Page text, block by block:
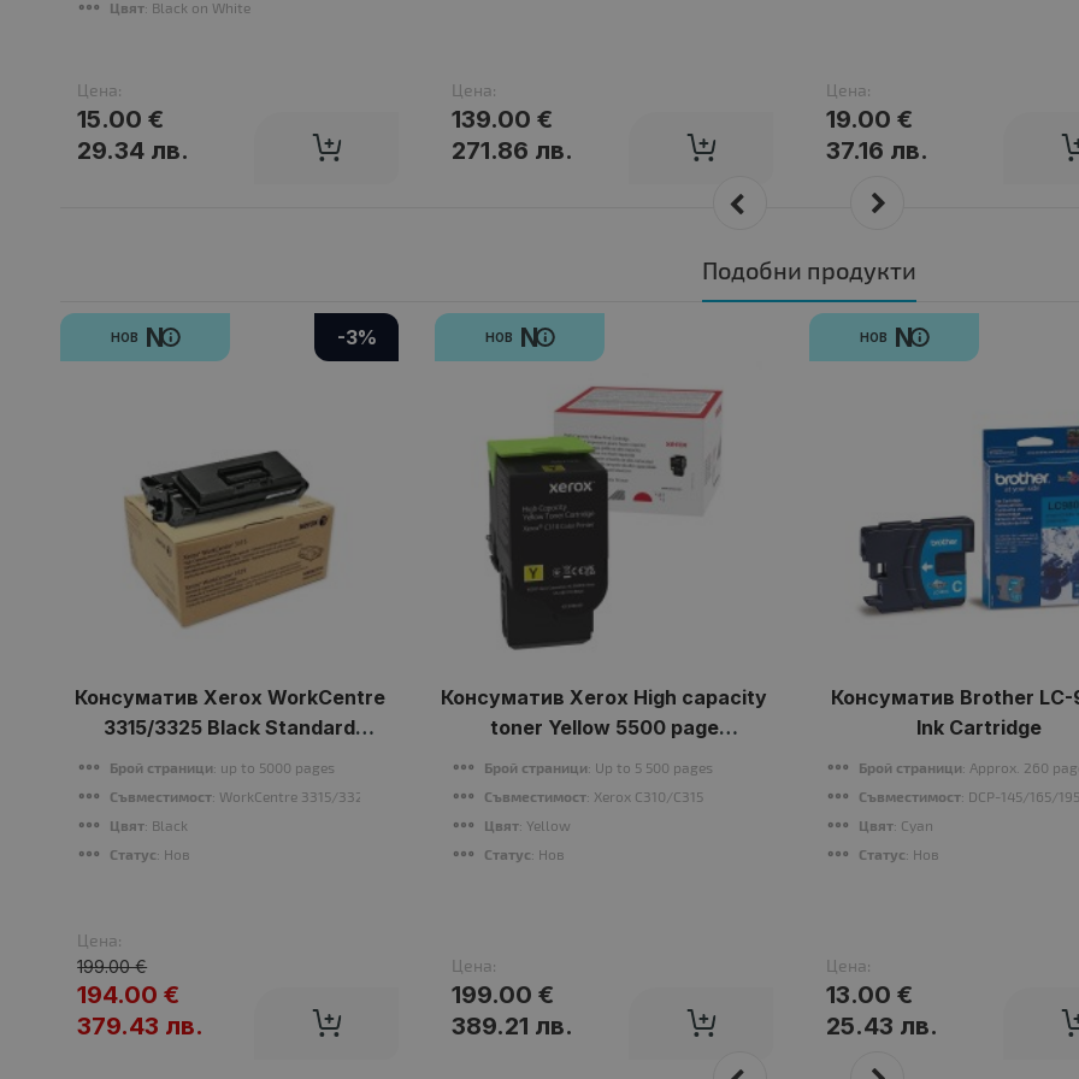
Цвят: Black on White
Цена:
15.00 €
29.34 лв.
Цена:
139.00 €
271.86 лв.
Цена:
19.00 €
37.16 лв.
Подобни продукти
НОВ N -3%
Консуматив Xerox WorkCentre
3315/3325 Black Standard
Capacity Toner Cartridge
Брой страници: up to 5000 pages
Съвместимост: WorkCentre 3315/3325
Цвят: Black
Статус: Нов
Цена:
199.00 €
194.00 €
379.43 лв.
НОВ N
Консуматив Xerox High capacity
toner Yellow 5500 page
C310/C315
Брой страници: Up to 5 500 pages
Съвместимост: Xerox C310/C315
Цвят: Yellow
Статус: Нов
Цена:
199.00 €
389.21 лв.
НОВ N
Консуматив Brother
Ink Cartridge
Брой страници: Approx. 260
Съвместимост: DCP-145/165/
Цвят: Cyan
Статус: Нов
Цена:
13.00 €
25.43 лв.